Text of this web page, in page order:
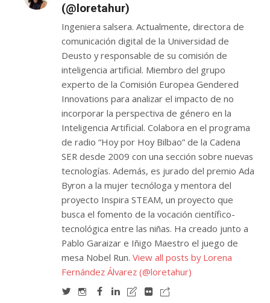
(@loretahur)
Ingeniera salsera. Actualmente, directora de
comunicación digital de la Universidad de
Deusto y responsable de su comisión de
inteligencia artificial. Miembro del grupo
experto de la Comisión Europea Gendered
Innovations para analizar el impacto de no
incorporar la perspectiva de género en la
Inteligencia Artificial. Colabora en el programa
de radio “Hoy por Hoy Bilbao” de la Cadena
SER desde 2009 con una sección sobre nuevas
tecnologías. Además, es jurado del premio Ada
Byron a la mujer tecnóloga y mentora del
proyecto Inspira STEAM, un proyecto que
busca el fomento de la vocación científico-
tecnológica entre las niñas. Ha creado junto a
Pablo Garaizar e Iñigo Maestro el juego de
mesa Nobel Run. View all posts by Lorena
Fernández Álvarez (@loretahur)